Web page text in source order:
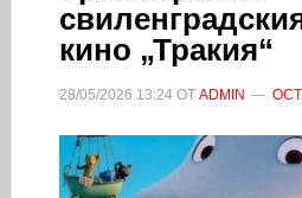
кино „Тракия“
28/05/2026 13:24ОТ ADMIN